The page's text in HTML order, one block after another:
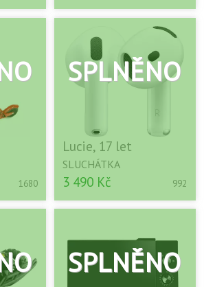
1680
Lucie, 17 let
SLUCHÁTKA
3 490 Kč 992